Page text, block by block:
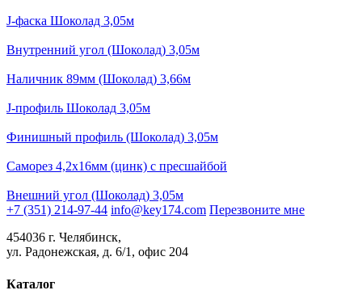
J-фаска Шоколад 3,05м
Внутренний угол (Шоколад) 3,05м
Наличник 89мм (Шоколад) 3,66м
J-профиль Шоколад 3,05м
Финишный профиль (Шоколад) 3,05м
Саморез 4,2х16мм (цинк) с пресшайбой
Внешний угол (Шоколад) 3,05м
+7 (351) 214-97-44 info@key174.com Перезвоните мне
454036 г. Челябинск,
ул. Радонежская, д. 6/1, офис 204
Каталог